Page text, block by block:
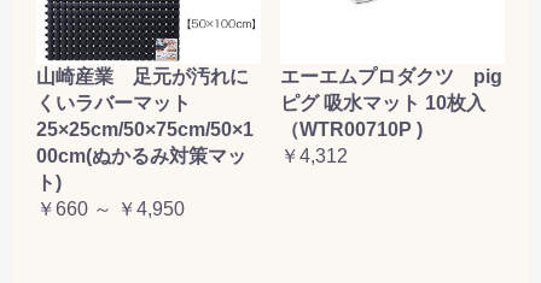
山崎産業 足元が汚れに
くいラバーマット
25×25cm/50×75cm/50×1
00cm(ぬかるみ対策マッ
ト)
￥660 ～ ￥4,950
エーエムプロダクツ pig
ピグ 吸水マット 10枚入
（WTR00710P )
￥4,312